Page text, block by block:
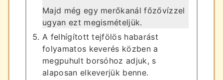
Majd még egy merőkanál főzővízzel
ugyan ezt megismételjük.
A felhígított tejfölös habarást
folyamatos keverés közben a
megpuhult borsóhoz adjuk, s
alaposan elkeverjük benne.